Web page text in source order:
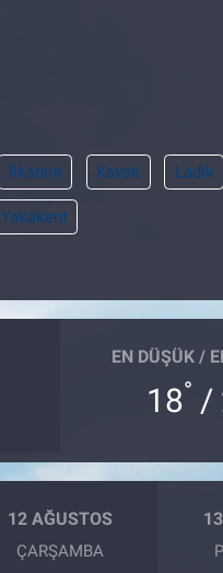
İlkadım Kavak Ladik
Yakakent
EN DÜŞÜK /
18° /
12 AĞUSTOS
ÇARŞAMBA